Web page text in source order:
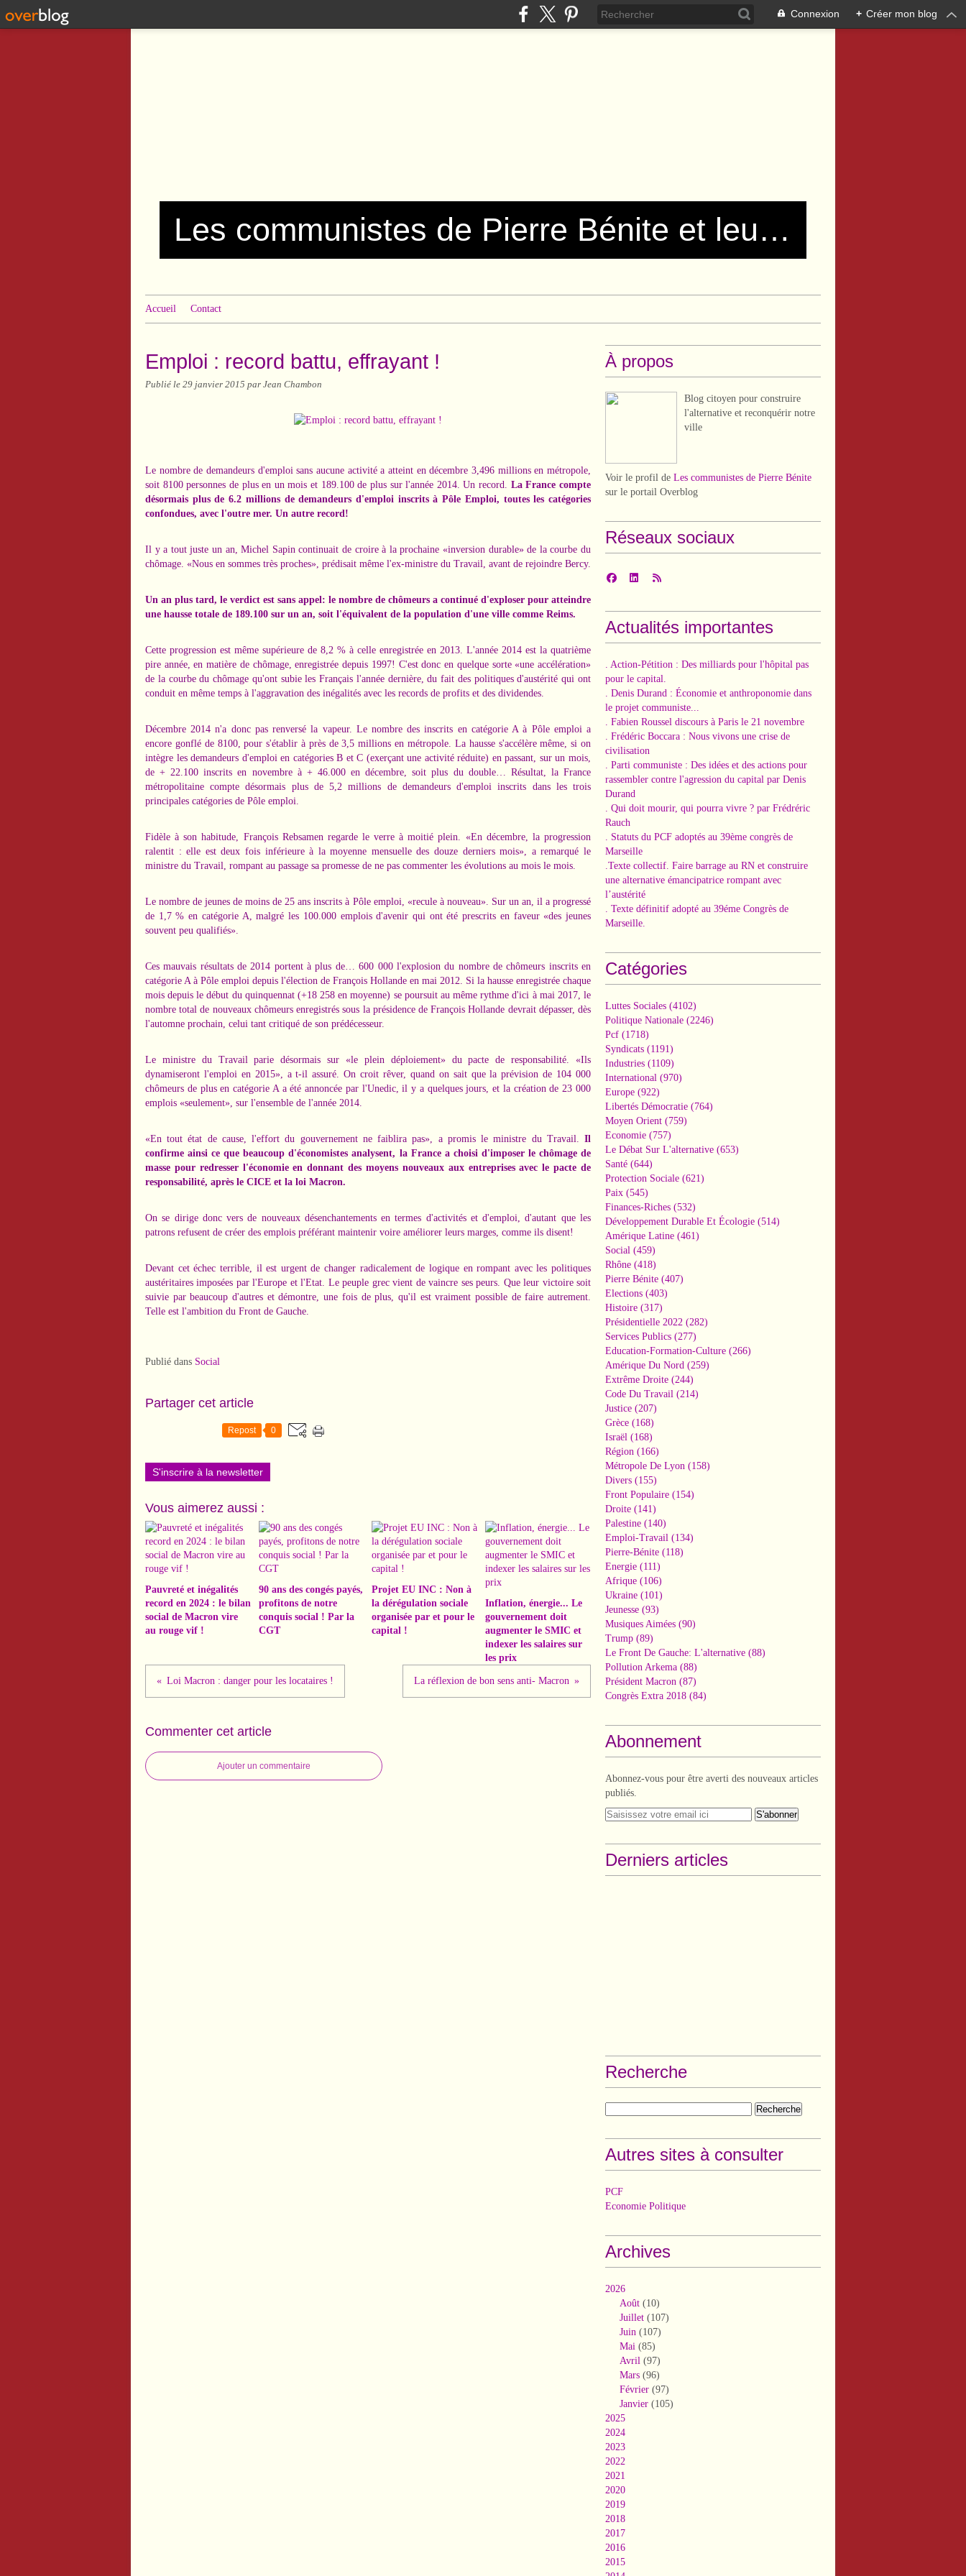
Connexion + Créer mon blog
Les communistes de Pierre Bénite et leurs amis !
Accueil Contact
Emploi : record battu, effrayant !
Publié le 29 janvier 2015 par Jean Chambon
Le nombre de demandeurs d'emploi sans aucune activité a atteint en décembre 3,496 millions en métropole,
soit 8100 personnes de plus en un mois et 189.100 de plus sur l'année 2014. Un record. La France compte
désormais plus de 6.2 millions de demandeurs d'emploi inscrits à Pôle Emploi, toutes les catégories
confondues, avec l'outre mer. Un autre record!
Il y a tout juste un an, Michel Sapin continuait de croire à la prochaine «inversion durable» de la courbe du
chômage. «Nous en sommes très proches», prédisait même l'ex-ministre du Travail, avant de rejoindre Bercy.
Un an plus tard, le verdict est sans appel: le nombre de chômeurs a continué d'exploser pour atteindre
une hausse totale de 189.100 sur un an, soit l'équivalent de la population d'une ville comme Reims.
Cette progression est même supérieure de 8,2 % à celle enregistrée en 2013. L'année 2014 est la quatrième
pire année, en matière de chômage, enregistrée depuis 1997! C'est donc en quelque sorte «une accélération»
de la courbe du chômage qu'ont subie les Français l'année dernière, du fait des politiques d'austérité qui ont
conduit en même temps à l'aggravation des inégalités avec les records de profits et des dividendes.
Décembre 2014 n'a donc pas renversé la vapeur. Le nombre des inscrits en catégorie A à Pôle emploi a
encore gonflé de 8100, pour s'établir à près de 3,5 millions en métropole. La hausse s'accélère même, si on
intègre les demandeurs d'emploi en catégories B et C (exerçant une activité réduite) en passant, sur un mois,
de + 22.100 inscrits en novembre à + 46.000 en décembre, soit plus du double… Résultat, la France
métropolitaine compte désormais plus de 5,2 millions de demandeurs d'emploi inscrits dans les trois
principales catégories de Pôle emploi.
Fidèle à son habitude, François Rebsamen regarde le verre à moitié plein. «En décembre, la progression
ralentit : elle est deux fois inférieure à la moyenne mensuelle des douze derniers mois», a remarqué le
ministre du Travail, rompant au passage sa promesse de ne pas commenter les évolutions au mois le mois.
Le nombre de jeunes de moins de 25 ans inscrits à Pôle emploi, «recule à nouveau». Sur un an, il a progressé
de 1,7 % en catégorie A, malgré les 100.000 emplois d'avenir qui ont été prescrits en faveur «des jeunes
souvent peu qualifiés».
Ces mauvais résultats de 2014 portent à plus de… 600 000 l'explosion du nombre de chômeurs inscrits en
catégorie A à Pôle emploi depuis l'élection de François Hollande en mai 2012. Si la hausse enregistrée chaque
mois depuis le début du quinquennat (+18 258 en moyenne) se poursuit au même rythme d'ici à mai 2017, le
nombre total de nouveaux chômeurs enregistrés sous la présidence de François Hollande devrait dépasser, dès
l'automne prochain, celui tant critiqué de son prédécesseur.
Le ministre du Travail parie désormais sur «le plein déploiement» du pacte de responsabilité. «Ils
dynamiseront l'emploi en 2015», a t-il assuré. On croit rêver, quand on sait que la prévision de 104 000
chômeurs de plus en catégorie A a été annoncée par l'Unedic, il y a quelques jours, et la création de 23 000
emplois «seulement», sur l'ensemble de l'année 2014.
«En tout état de cause, l'effort du gouvernement ne faiblira pas», a promis le ministre du Travail. Il
confirme ainsi ce que beaucoup d'économistes analysent, la France a choisi d'imposer le chômage de
masse pour redresser l'économie en donnant des moyens nouveaux aux entreprises avec le pacte de
responsabilité, après le CICE et la loi Macron.
On se dirige donc vers de nouveaux désenchantements en termes d'activités et d'emploi, d'autant que les
patrons refusent de créer des emplois préférant maintenir voire améliorer leurs marges, comme ils disent!
Devant cet échec terrible, il est urgent de changer radicalement de logique en rompant avec les politiques
austéritaires imposées par l'Europe et l'Etat. Le peuple grec vient de vaincre ses peurs. Que leur victoire soit
suivie par beaucoup d'autres et démontre, une fois de plus, qu'il est vraiment possible de faire autrement.
Telle est l'ambition du Front de Gauche.
Publié dans Social
Partager cet article
Repost 0
S'inscrire à la newsletter
Vous aimerez aussi :
Pauvreté et inégalités
record en 2024 : le bilan
social de Macron vire
au rouge vif !
90 ans des congés payés,
profitons de notre
conquis social ! Par la
CGT
Projet EU INC : Non à
la dérégulation sociale
organisée par et pour le
capital !
Inflation, énergie... Le
gouvernement doit
augmenter le SMIC et
indexer les salaires sur
les prix
Loi Macron : danger pour les locataires ! La réflexion de bon sens anti- Macron
Commenter cet article
Ajouter un commentaire
À propos
Blog citoyen pour construire
l'alternative et reconquérir notre
ville
Voir le profil de Les communistes de Pierre Bénite
sur le portail Overblog
Réseaux sociaux
Actualités importantes
. Action-Pétition : Des milliards pour l'hôpital pas
pour le capital.
. Denis Durand : Économie et anthroponomie dans
le projet communiste...
. Fabien Roussel discours à Paris le 21 novembre
. Frédéric Boccara : Nous vivons une crise de
civilisation
. Parti communiste : Des idées et des actions pour
rassembler contre l'agression du capital par Denis
Durand
. Qui doit mourir, qui pourra vivre ? par Frédréric
Rauch
. Statuts du PCF adoptés au 39ème congrès de
Marseille
.Texte collectif. Faire barrage au RN et construire
une alternative émancipatrice rompant avec
l’austérité
. Texte définitif adopté au 39éme Congrès de
Marseille.
Catégories
Luttes Sociales (4102)
Politique Nationale (2246)
Pcf (1718)
Syndicats (1191)
Industries (1109)
International (970)
Europe (922)
Libertés Démocratie (764)
Moyen Orient (759)
Economie (757)
Le Débat Sur L'alternative (653)
Santé (644)
Protection Sociale (621)
Paix (545)
Finances-Riches (532)
Développement Durable Et Écologie (514)
Amérique Latine (461)
Social (459)
Rhône (418)
Pierre Bénite (407)
Elections (403)
Histoire (317)
Présidentielle 2022 (282)
Services Publics (277)
Education-Formation-Culture (266)
Amérique Du Nord (259)
Extrême Droite (244)
Code Du Travail (214)
Justice (207)
Grèce (168)
Israël (168)
Région (166)
Métropole De Lyon (158)
Divers (155)
Front Populaire (154)
Droite (141)
Palestine (140)
Emploi-Travail (134)
Pierre-Bénite (118)
Energie (111)
Afrique (106)
Ukraine (101)
Jeunesse (93)
Musiques Aimées (90)
Trump (89)
Le Front De Gauche: L'alternative (88)
Pollution Arkema (88)
Président Macron (87)
Congrès Extra 2018 (84)
Abonnement
Abonnez-vous pour être averti des nouveaux articles
publiés.
Derniers articles
Recherche
Autres sites à consulter
PCF
Economie Politique
Archives
2026
Août (10)
Juillet (107)
Juin (107)
Mai (85)
Avril (97)
Mars (96)
Février (97)
Janvier (105)
2025
2024
2023
2022
2021
2020
2019
2018
2017
2016
2015